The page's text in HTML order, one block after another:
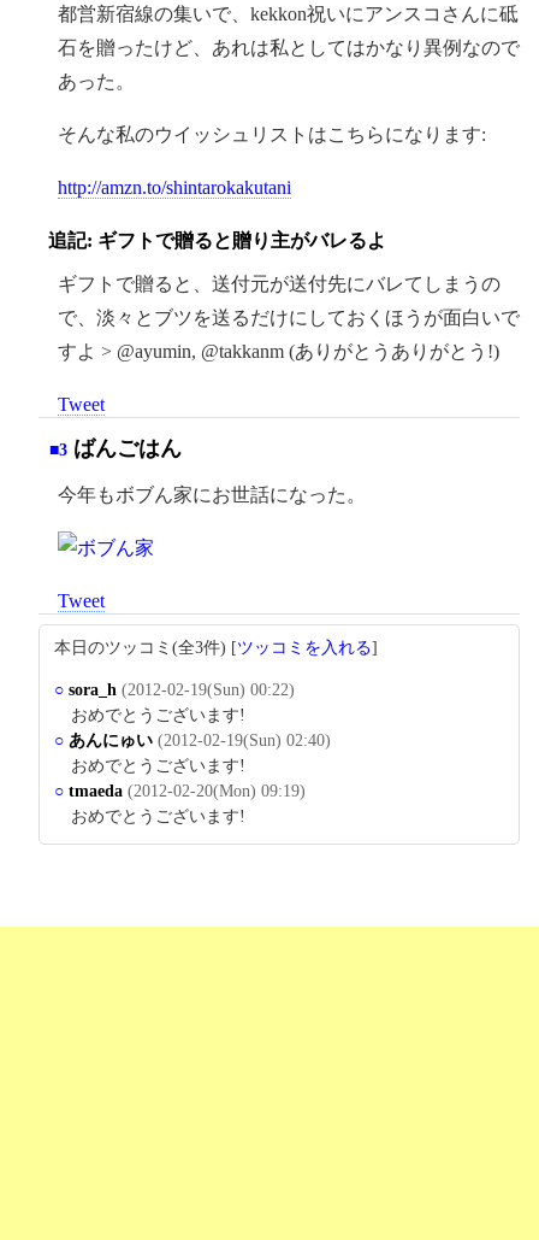
都営新宿線の集いで、kekkon祝いにアンスコさんに砥
石を贈ったけど、あれは私としてはかなり異例なので
あった。
そんな私のウイッシュリストはこちらになります:
http://amzn.to/shintarokakutani
追記: ギフトで贈ると贈り主がバレるよ
ギフトで贈ると、送付元が送付先にバレてしまうの
で、淡々とブツを送るだけにしておくほうが面白いで
すよ > @ayumin, @takkanm (ありがとうありがとう!)
Tweet
■3 ばんごはん
今年もボブん家にお世話になった。
Tweet
本日のツッコミ(全3件) [ツッコミを入れる]
○ sora_h (2012-02-19(Sun) 00:22)
おめでとうございます!
○ あんにゅい (2012-02-19(Sun) 02:40)
おめでとうございます!
○ tmaeda (2012-02-20(Mon) 09:19)
おめでとうございます!